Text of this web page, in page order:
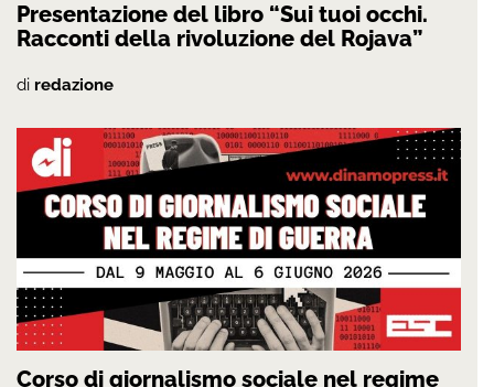
Presentazione del libro “Sui tuoi occhi.
Racconti della rivoluzione del Rojava”
di redazione
Corso di giornalismo sociale nel regime